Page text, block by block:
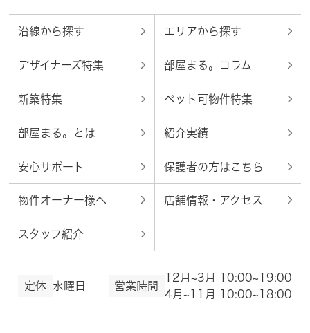
沿線から探す エリアから探す
デザイナーズ特集 部屋まる。コラム
新築特集 ペット可物件特集
部屋まる。とは 紹介実績
安心サポート 保護者の方はこちら
物件オーナー様へ 店舗情報・アクセス
スタッフ紹介
定休 水曜日 営業時間
12月~3月 10:00~19:00
4月~11月 10:00~18:00